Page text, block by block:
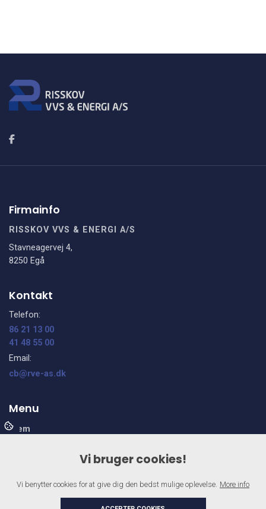
Firmainfo
RISSKOV VVS & ENERGI A/S
Stavneagervej 4,
8250 Egå
Kontakt
Telefon:
86 21 13 00
41 48 55 00
Email:
cb@rve-as.dk
Menu
Hjem
Kvalitet og garanti
Vi bruger cookies!
Vi benytter cookies for at give dig den bedst mulige oplevelse. More info